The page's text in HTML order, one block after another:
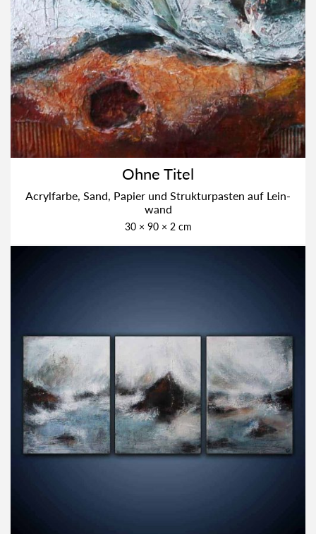
Ohne Titel
Acryl­far­be, Sand, Papier und Struk­tur­pas­ten auf Lein­
wand
30 × 90 × 2 cm